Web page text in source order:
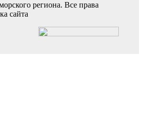
региона. Все права
сайта